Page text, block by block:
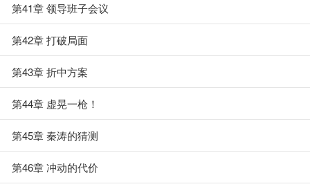
第41章 领导班子会议
第42章 打破局面
第43章 折中方案
第44章 虚晃一枪！
第45章 秦涛的猜测
第46章 冲动的代价